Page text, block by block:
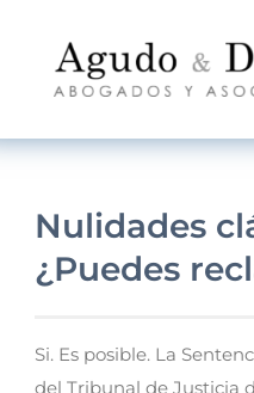
Nulidades
¿Puedes
Si. Es posible. La
del Tribunal de Justicia